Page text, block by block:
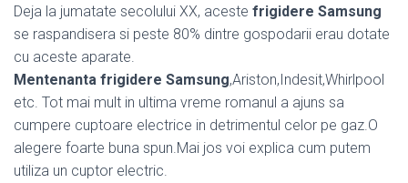
Deja la jumatate secolului XX, aceste frigidere Samsung
se raspandisera si peste 80% dintre gospodarii erau dotate
cu aceste aparate.
Mentenanta frigidere Samsung,Ariston,Indesit,Whirlpool
etc. Tot mai mult in ultima vreme romanul a ajuns sa
cumpere cuptoare electrice in detrimentul celor pe gaz.O
alegere foarte buna spun.Mai jos voi explica cum putem
utiliza un cuptor electric.